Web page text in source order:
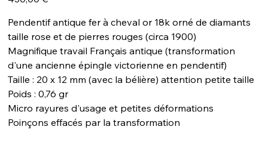
Pendentif antique fer à cheval or 18k orné de diamants
taille rose et de pierres rouges (circa 1900)
Magnifique travail Français antique (transformation
d'une ancienne épingle victorienne en pendentif)
Taille : 20 x 12 mm (avec la bélière) attention petite taille
Poids : 0,76 gr
Micro rayures d'usage et petites déformations
Poinçons effacés par la transformation